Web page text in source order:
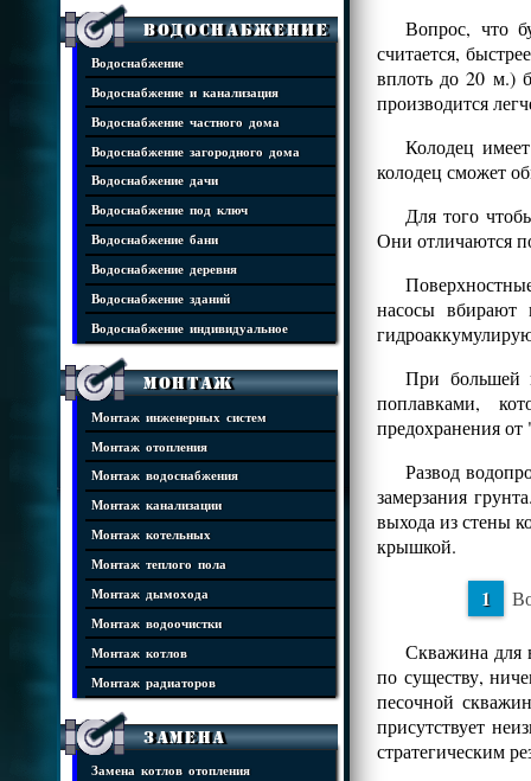
Водоснабжение
Водоснабжение
Водоснабжение и канализация
Водоснабжение частного дома
Водоснабжение загородного дома
Водоснабжение дачи
Водоснабжение под ключ
Водоснабжение бани
Водоснабжение деревня
Водоснабжение зданий
Водоснабжение индивидуальное
Монтаж
Монтаж инженерных систем
Монтаж отопления
Монтаж водоснабжения
Монтаж канализации
Монтаж котельных
Монтаж теплого пола
Монтаж дымохода
Монтаж водоочистки
Монтаж котлов
Монтаж радиаторов
Замена
Замена котлов отопления
Вопрос, что
считается,
вплоть до 20 м.)
производится
Колодец
колодец сможет
Для того
Они отличаются
насосы вбирают
При большей
поплавками,
предохранения от
Развод
замерзания
выхода из стены
крышкой.
Скважина для
по существу,
песочной
присутствует
стратегическим